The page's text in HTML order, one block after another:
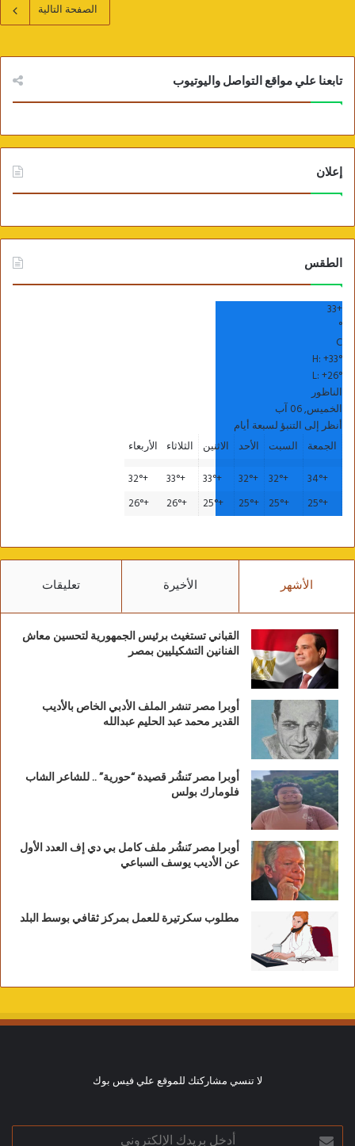
الصفحة التالية
تابعنا علي مواقع التواصل واليوتيوب
إعلان
الطقس
+
33
°
C
H:+33°
L:+26°
الناظور
الخميس, 06 آب
أنظر إلى التنبؤ لسبعة أيام
الجمعة
السبت الأحد الاثنين الثلاثاء
الأربعاء
+
34°
+
32°
+
32°
+
33°
+
33°
+
32°
+
25°
+
25°
+
25°
+
25°
+
26°
+
26°
الأشهر الأخيرة تعليقات
القباني تستغيث برئيس الجمهورية لتحسين معاش
الفنانين التشكيليين بمصر
أوبرا مصر تنشر الملف الأدبي الخاص بالأديب
القدير محمد عبد الحليم عبدالله
أوبرا مصر تَنشُر قصيدة “حورية” .. للشاعر الشاب
فلومارك بولس
أوبرا مصر تَنشُر ملف كامل بي دي إف العدد الأول
عن الأديب يوسف السباعي
مطلوب سكرتيرة للعمل بمركز ثقافي بوسط البلد
لا تنسي مشاركتك للموقع علي فيس بوك
أدخل